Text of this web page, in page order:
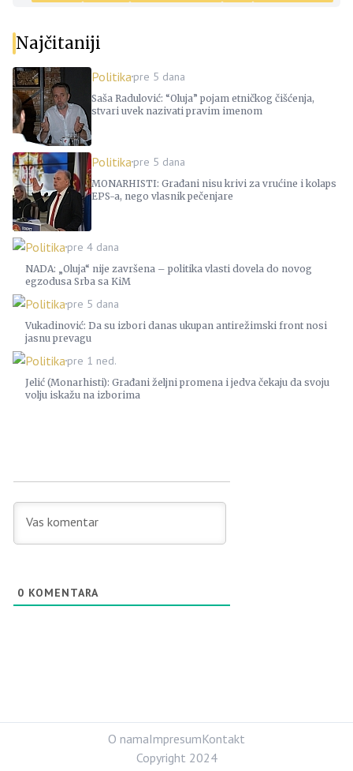
Najčitaniji
Politika pre 5 dana
Saša Radulović: “Oluja” pojam etničkog čišćenja,
stvari uvek nazivati pravim imenom
Politika pre 5 dana
MONARHISTI: Građani nisu krivi za vrućine i kolaps
EPS-a, nego vlasnik pečenjare
Politika pre 4 dana
NADA: „Oluja“ nije završena – politika vlasti dovela do novog
egzodusa Srba sa KiM
Politika pre 5 dana
Vukadinović: Da su izbori danas ukupan antirežimski front nosi
jasnu prevagu
Politika pre 1 ned.
Jelić (Monarhisti): Građani željni promena i jedva čekaju da svoju
volju iskažu na izborima
0 KOMENTARA
Copyright 2024
O namaImpresumKontakt